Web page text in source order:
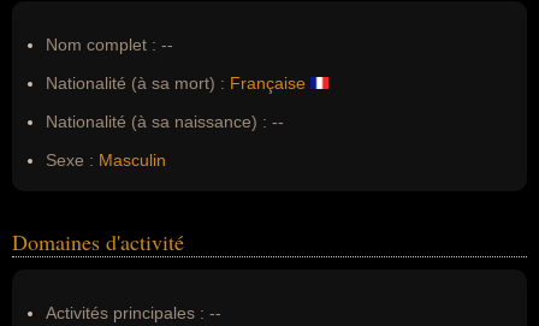
Nom complet : --
Nationalité (à sa mort) : Française
Nationalité (à sa naissance) : --
Sexe : Masculin
Domaines d'activité
Activités principales : --